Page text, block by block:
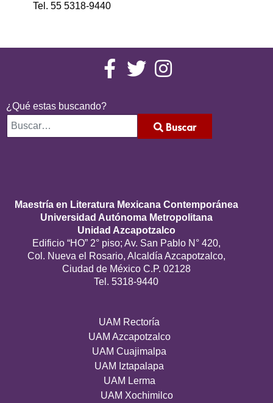
Tel. 55 5318-9440
¿Qué estas buscando?
Buscar
Maestría en Literatura Mexicana Contemporánea
Universidad Autónoma Metropolitana
Unidad Azcapotzalco
Edificio “HO” 2° piso; Av. San Pablo N° 420,
Col. Nueva el Rosario, Alcaldía Azcapotzalco,
Ciudad de México C.P. 02128
Tel. 5318-9440
UAM Rectoría
UAM Azcapotzalco
UAM Cuajimalpa
UAM Iztapalapa
UAM Lerma
UAM Xochimilco